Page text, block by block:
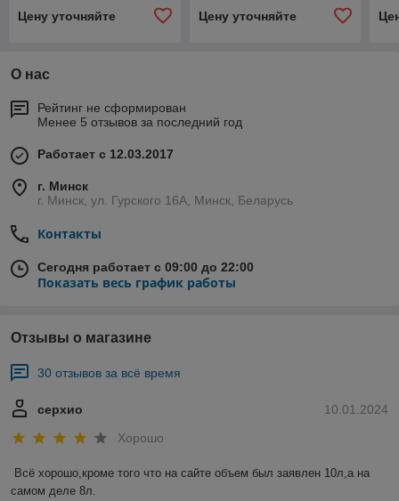
Цену уточняйте Цену уточняйте
О нас
Рейтинг не сформирован
Менее 5 отзывов за последний год
Работает с 12.03.2017
г. Минск
г. Минск, ул. Гурского 16А, Минск, Беларусь
Контакты
Сегодня работает с 09:00 до 22:00
Показать весь график работы
Отзывы о магазине
30 отзывов за всё время
10.01.2024
серхио
Хорошо
Всё хорошо,кроме того что на сайте объем был заявлен 10л,а на
самом деле 8л.